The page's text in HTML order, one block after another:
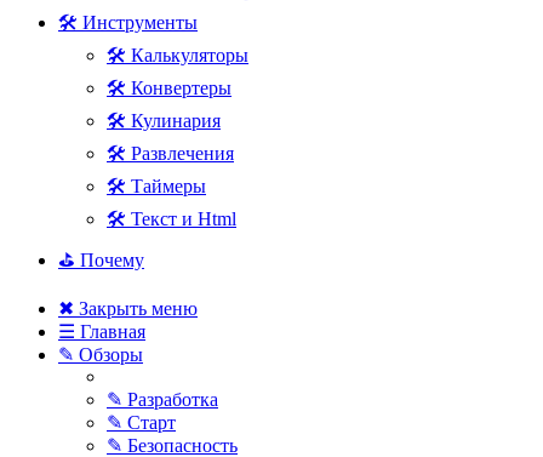
🛠 Инструменты
🛠 Калькуляторы
🛠 Конвертеры
🛠 Кулинария
🛠 Развлечения
🛠 Таймеры
🛠 Текст и Html
⛳ Почему
✖ Закрыть меню
☰ Главная
✎ Обзоры
✎ Разработка
✎ Старт
✎ Безопасность